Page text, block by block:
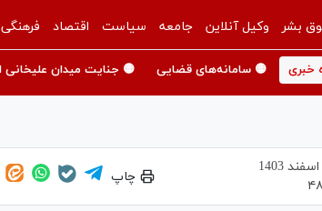
بشر وکیل آنلاین جامعه سیاست اقتصاد فرهنگی
خبری 🟡 سامانه‌های قضایی 🟡 جنایت میدان علیخانی
چاپ